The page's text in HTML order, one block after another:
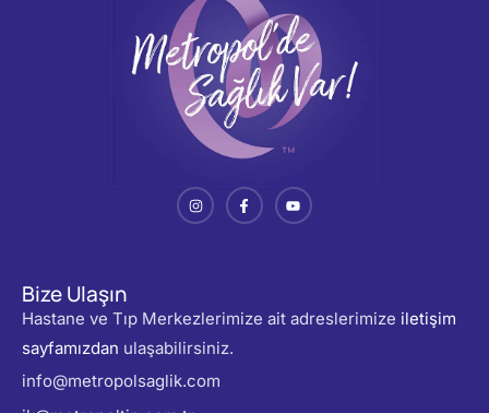
Bize Ulaşın
Hastane ve Tıp Merkezlerimize ait adreslerimize iletişim
sayfamızdan ulaşabilirsiniz.
info@metropolsaglik.com